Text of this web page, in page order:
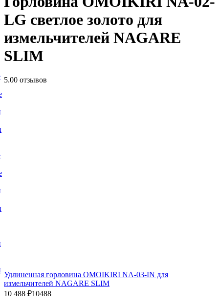
LG светлое золото для
измельчителей NAGARE
SLIM
5.00 отзывов
Удлиненная горловина OMOIKIRI NA-03-IN для
измельчителей NAGARE SLIM
10 488 ₽10488